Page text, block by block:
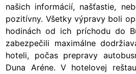
našich informácií, našťastie,
pozitívny. Všetky výpravy boli
hodinách od ich príchodu do
zabezpečili maximálne
hoteli, počas prepravy
Duna Aréne. V hotelovej